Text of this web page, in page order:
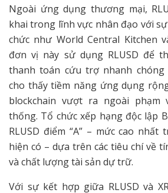
Ngoài ứng dụng thương mại,
khai trong lĩnh vực nhân đạo với
chức như World Central Kitchen
đơn vị này sử dụng RLUSD để
thanh toán cứu trợ nhanh chóng
cho thấy tiềm năng ứng dụng
blockchain vượt ra ngoài phạm
thống. Tổ chức xếp hạng độc lập
RLUSD điểm “A” – mức cao nhất
hiện có – dựa trên các tiêu chí về
và chất lượng tài sản dự trữ.
Với sự kết hợp giữa RLUSD và